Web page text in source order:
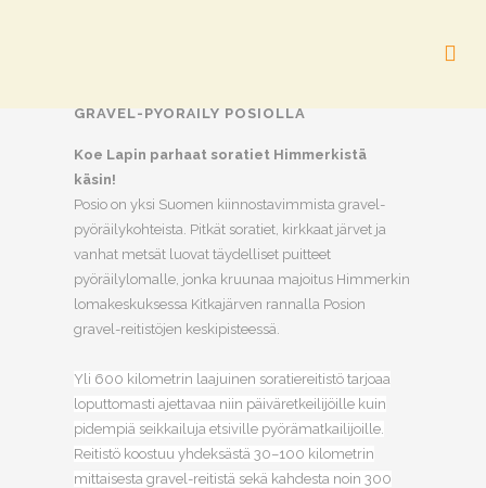
GRAVEL-PYÖRÄILY POSIOLLA
Koe Lapin parhaat soratiet Himmerkistä
käsin!
Posio on yksi Suomen kiinnostavimmista gravel-
pyöräilykohteista. Pitkät soratiet, kirkkaat järvet ja
vanhat metsät luovat täydelliset puitteet
pyöräilylomalle, jonka kruunaa majoitus Himmerkin
lomakeskuksessa Kitkajärven rannalla Posion
gravel-reitistöjen keskipisteessä.
Yli 600 kilometrin laajuinen soratiereitistö tarjoaa
loputtomasti ajettavaa niin päiväretkeilijöille kuin
pidempiä seikkailuja etsiville pyörämatkailijoille.
Reitistö koostuu yhdeksästä 30–100 kilometrin
mittaisesta gravel-reitistä sekä kahdesta noin 300